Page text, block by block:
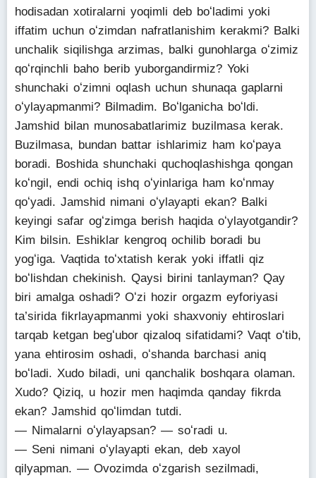
hodisadan xotiralarni yoqimli deb boʻladimi yoki
iffatim uchun oʻzimdan nafratlanishim kerakmi? Balki
unchalik siqilishga arzimas, balki gunohlarga oʻzimiz
qoʻrqinchli baho berib yuborgandirmiz? Yoki
shunchaki oʻzimni oqlash uchun shunaqa gaplarni
oʻylayapmanmi? Bilmadim. Boʻlganicha boʻldi.
Jamshid bilan munosabatlarimiz buzilmasa kerak.
Buzilmasa, bundan battar ishlarimiz ham koʻpaya
boradi. Boshida shunchaki quchoqlashishga qongan
koʻngil, endi ochiq ishq oʻyinlariga ham koʻnmay
qoʻyadi. Jamshid nimani oʻylayapti ekan? Balki
keyingi safar ogʻzimga berish haqida oʻylayotgandir?
Kim bilsin. Eshiklar kengroq ochilib boradi bu
yogʻiga. Vaqtida toʻxtatish kerak yoki iffatli qiz
boʻlishdan chekinish. Qaysi birini tanlayman? Qay
biri amalga oshadi? Oʻzi hozir orgazm eyforiyasi
ta’sirida fikrlayapmanmi yoki shaxvoniy ehtiroslari
tarqab ketgan begʻubor qizaloq sifatidami? Vaqt oʻtib,
yana ehtirosim oshadi, oʻshanda barchasi aniq
boʻladi. Xudo biladi, uni qanchalik boshqara olaman.
Xudo? Qiziq, u hozir men haqimda qanday fikrda
ekan? Jamshid qoʻlimdan tutdi.
— Nimalarni oʻylayapsan? — soʻradi u.
— Seni nimani oʻylayapti ekan, deb xayol
qilyapman. — Ovozimda oʻzgarish sezilmadi,